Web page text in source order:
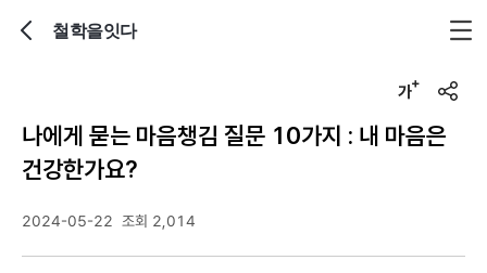
철학을잇다
u
나에게 묻는 마음챙김 질문 10가지 : 내 마음은
건강한가요?
2024-05-22 조회 2,014